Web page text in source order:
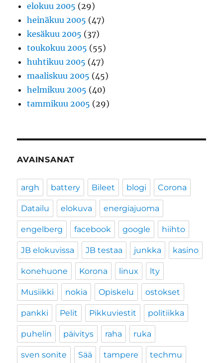
elokuu 2005 (29)
heinäkuu 2005 (47)
kesäkuu 2005 (37)
toukokuu 2005 (55)
huhtikuu 2005 (47)
maaliskuu 2005 (45)
helmikuu 2005 (40)
tammikuu 2005 (29)
AVAINSANAT
argh battery Bileet blogi Corona
Datailu elokuva energiajuoma
engelberg facebook google hiihto
JB elokuvissa JB testaa junkka kasino
konehuone Korona linux lty
Musiikki nokia Opiskelu ostokset
pankki Pelit Pikkuviestit politiikka
puhelin päivitys raha ruka
sven sonite Sää tampere techmu